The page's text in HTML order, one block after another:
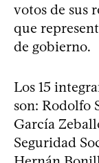
votos de sus
que
de gobierno.
Los 15
son: Rodolfo
García
Seguridad